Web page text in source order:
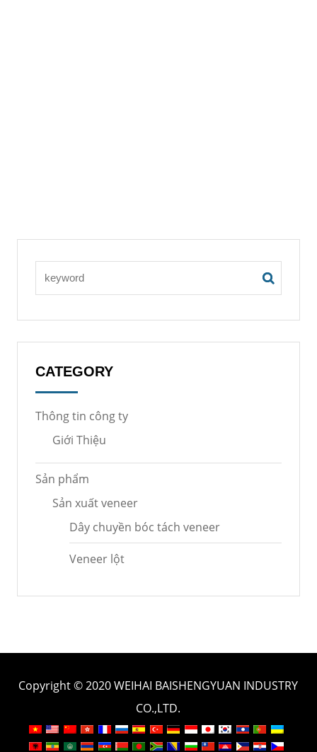
CATEGORY
Thông tin công ty
Giới Thiệu
Sản phẩm
Sản xuất veneer
Dây chuyền bóc tách veneer
Veneer lột
Copyright © 2020 WEIHAI BAISHENGYUAN INDUSTRY
CO.,LTD.